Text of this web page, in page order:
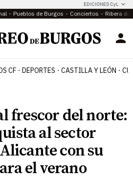
EDICIONES CyL
Pueblos de Burgos Conciertos Ribera del
CF DEPORTES CASTILLA Y LEÓN
frescor del norte:
al sector
con su
el verano